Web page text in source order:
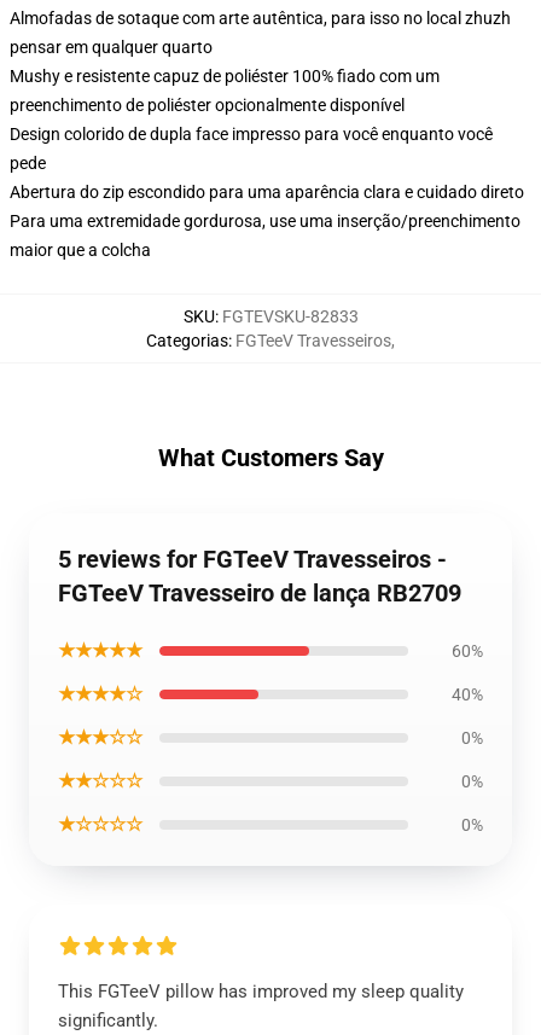
Almofadas de sotaque com arte autêntica, para isso no local zhuzh
pensar em qualquer quarto
Mushy e resistente capuz de poliéster 100% fiado com um
preenchimento de poliéster opcionalmente disponível
Design colorido de dupla face impresso para você enquanto você
pede
Abertura do zip escondido para uma aparência clara e cuidado direto
Para uma extremidade gordurosa, use uma inserção/preenchimento
maior que a colcha
SKU: FGTEVSKU-82833
Categorias: FGTeeV Travesseiros,
What Customers Say
5 reviews for FGTeeV Travesseiros -
FGTeeV Travesseiro de lança RB2709
★★★★★ 60%
★★★★☆ 40%
★★★☆☆ 0%
★★☆☆☆ 0%
★☆☆☆☆ 0%
This FGTeeV pillow has improved my sleep quality
significantly.